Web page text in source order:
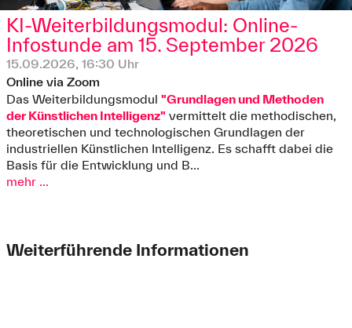
KI-Weiterbildungsmodul: Online-
Infostunde am 15. September 2026
15.09.2026, 16:30 Uhr
Online via Zoom
Das Weiterbildungsmodul"Grundlagen und Methoden
der Künstlichen Intelligenz" vermittelt die methodischen,
theoretischen und technologischen Grundlagen der
industriellen Künstlichen Intelligenz. Es schafft dabei die
Basis für die Entwicklung und B...
mehr ...
Weiterführende Informationen